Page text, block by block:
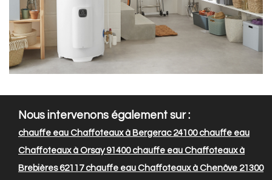
Nous intervenons également sur :
chauffe eau Chaffoteaux à Bergerac 24100chauffe eau
Chaffoteaux à Orsay 91400chauffe eau Chaffoteaux à
Brebières 62117chauffe eau Chaffoteaux à Chenôve 21300